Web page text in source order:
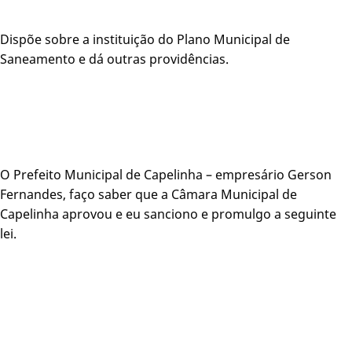
Dispõe sobre a instituição do Plano Municipal de
Saneamento e dá outras providências.
O Prefeito Municipal de Capelinha – empresário Gerson
Fernandes, faço saber que a Câmara Municipal de
Capelinha aprovou e eu sanciono e promulgo a seguinte
lei.